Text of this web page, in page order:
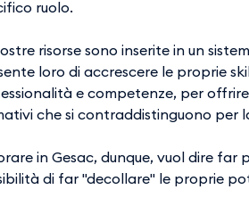
ruolo.
risorse sono inserite in un
loro di accrescere le proprie
e competenze, per
che si contraddistinguono per
in Gesac, dunque, vuol dire
di far "decollare" le proprie